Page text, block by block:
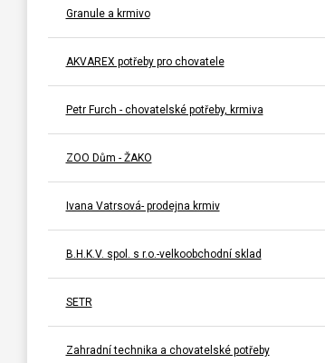
Granule a krmivo
AKVAREX potřeby pro chovatele
Petr Furch - chovatelské potřeby, krmiva
ZOO Dům - ŽAKO
Ivana Vatrsová- prodejna krmiv
B.H.K.V. spol. s r.o.-velkoobchodní sklad
SETR
Zahradní technika a chovatelské potřeby